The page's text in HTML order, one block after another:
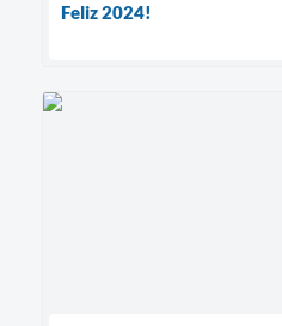
Feliz 2024!